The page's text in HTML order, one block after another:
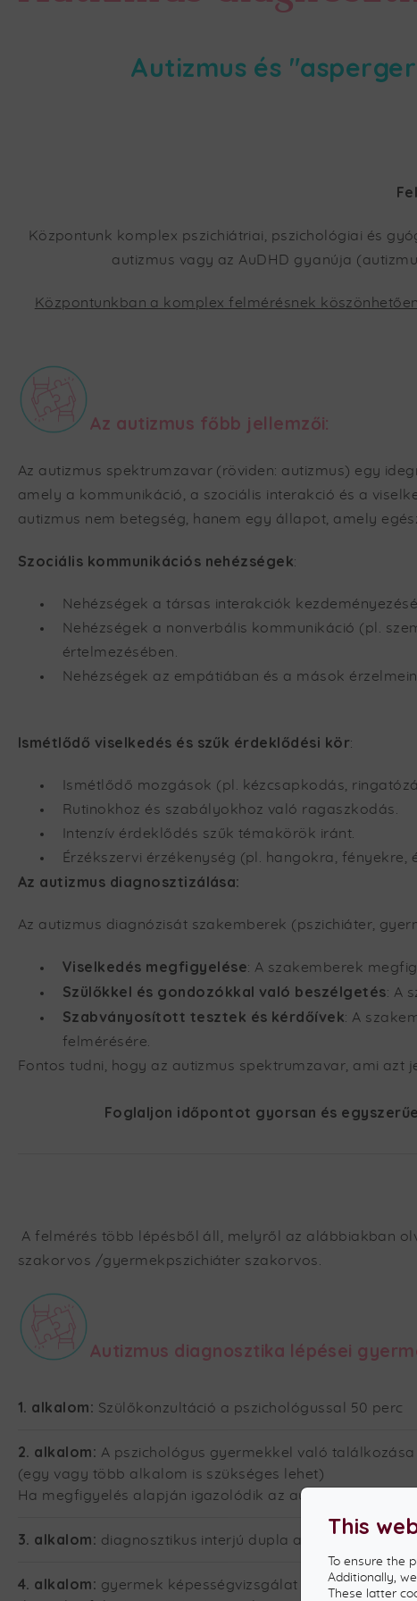
Autizmus és
Központunk komplex pszichiátriai, pszichológiai és
autizmus vagy az AuDHD gyanúja
Központunkban a komplex felmérésnek
Az autizmus főbb jellemzői:
Az autizmus spektrumzavar (röviden: autizmus) egy
amely a kommunikáció, a szociális interakció és a
autizmus nem betegség, hanem egy állapot, amely
Szociális kommunikációs nehézségek:
Nehézségek a társas interakciók
Nehézségek a nonverbális kommunikáció (pl.
értelmezésében.
Nehézségek az empátiában és a mások
Ismétlődő viselkedés és szűk érdeklődési kör:
Ismétlődő mozgások (pl. kézcsapkodás,
Rutinokhoz és szabályokhoz való ragaszkodás.
Intenzív érdeklődés szűk témakörök iránt.
Érzékszervi érzékenység (pl. hangokra, fényekre,
Az autizmus diagnosztizálása:
Az autizmus diagnózisát szakemberek (pszichiáter,
Viselkedés megfigyelése: A szakemberek
Szülőkkel és gondozókkal való beszélgetés: A
Szabványosított tesztek és kérdőívek: A
felmérésére.
Fontos tudni, hogy az autizmus spektrumzavar, ami azt
Foglaljon időpontot gyorsan és
A felmérés több lépésből áll, melyről az alábbiakban
szakorvos /gyermekpszichiáter szakorvos.
Autizmus diagnosztika lépései
1. alkalom: Szülőkonzultáció a pszichológussal 50 perc
2. alkalom: A pszichológus gyermekkel való
(egy vagy több alkalom is szükséges lehet)
Ha megfigyelés alapján igazolódik az autizmus gyanú,
3. alkalom: diagnosztikus interjú dupla alkalom 120 perc
4. alkalom: gyermek képességvizsgálat 60-120 perc
This
To ensure the
Additionally,
These latter